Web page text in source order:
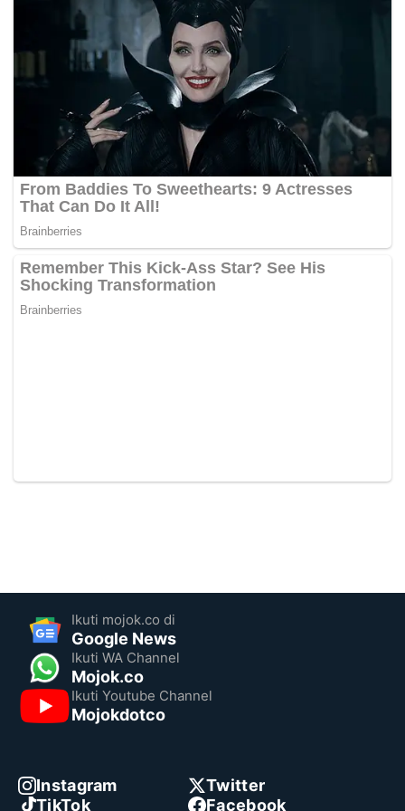
Ikuti mojok.co di
Google News
Ikuti WA Channel
Mojok.co
Ikuti Youtube Channel
Mojokdotco
Instagram
Twitter
TikTok
Facebook